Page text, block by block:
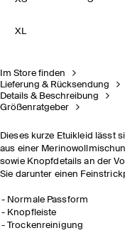
XL
Im Store finden
Lieferung & Rücksendung
Details & Beschreibung
Größenratgeber
Dieses kurze Etuikleid lässt
aus einer
sowie Knopfdetails an der
Sie darunter einen
Normale Passform
Knopfleiste
Trockenreinigung